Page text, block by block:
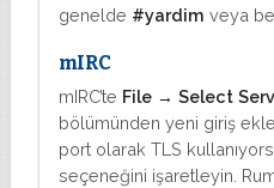
genelde #yardim veya
mIRC
mIRC’te File → Select
bölümünden yeni giriş
port olarak TLS
seçeneğini işaretleyin.